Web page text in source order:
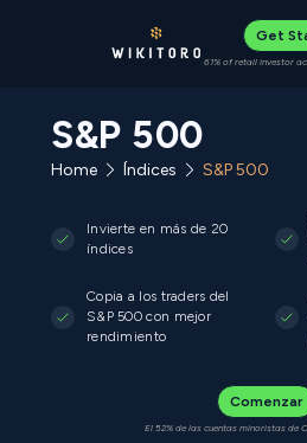
Get
61% of retail investor
S&P 500
Home Índices S&P 500
Invierte en más de 20
índices
Copia a los traders del
S&P 500 con mejor
rendimiento
Comenzar
El 52% de las cuentas minoristas de